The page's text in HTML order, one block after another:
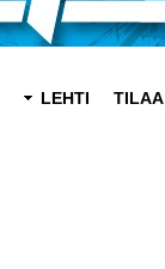
LEHTI TILAA